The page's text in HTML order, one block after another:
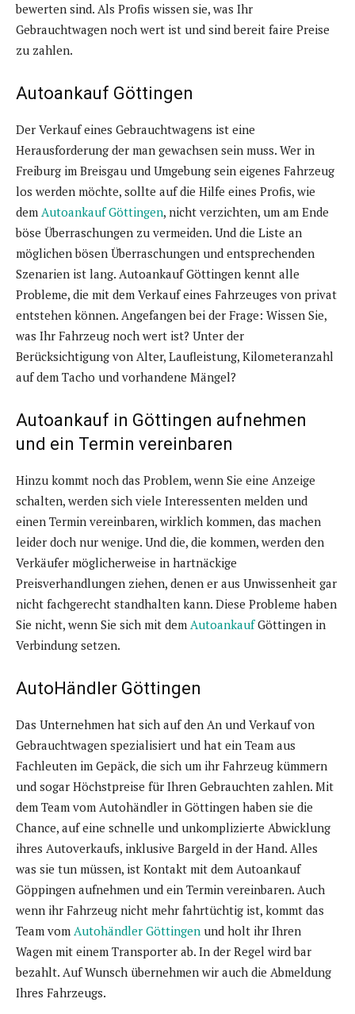
bewerten sind. Als Profis wissen sie, was Ihr
Gebrauchtwagen noch wert ist und sind bereit faire Preise
zu zahlen.
Autoankauf Göttingen
Der Verkauf eines Gebrauchtwagens ist eine
Herausforderung der man gewachsen sein muss. Wer in
Freiburg im Breisgau und Umgebung sein eigenes Fahrzeug
los werden möchte, sollte auf die Hilfe eines Profis, wie
dem Autoankauf Göttingen, nicht verzichten, um am Ende
böse Überraschungen zu vermeiden. Und die Liste an
möglichen bösen Überraschungen und entsprechenden
Szenarien ist lang. Autoankauf Göttingen kennt alle
Probleme, die mit dem Verkauf eines Fahrzeuges von privat
entstehen können. Angefangen bei der Frage: Wissen Sie,
was Ihr Fahrzeug noch wert ist? Unter der
Berücksichtigung von Alter, Laufleistung, Kilometeranzahl
auf dem Tacho und vorhandene Mängel?
Autoankauf in Göttingen aufnehmen
und ein Termin vereinbaren
Hinzu kommt noch das Problem, wenn Sie eine Anzeige
schalten, werden sich viele Interessenten melden und
einen Termin vereinbaren, wirklich kommen, das machen
leider doch nur wenige. Und die, die kommen, werden den
Verkäufer möglicherweise in hartnäckige
Preisverhandlungen ziehen, denen er aus Unwissenheit gar
nicht fachgerecht standhalten kann. Diese Probleme haben
Sie nicht, wenn Sie sich mit dem AutoankaufGöttingen in
Verbindung setzen.
AutoHändler Göttingen
Das Unternehmen hat sich auf den An und Verkauf von
Gebrauchtwagen spezialisiert und hat ein Team aus
Fachleuten im Gepäck, die sich um ihr Fahrzeug kümmern
und sogar Höchstpreise für Ihren Gebrauchten zahlen. Mit
dem Team vom Autohändler in Göttingen haben sie die
Chance, auf eine schnelle und unkomplizierte Abwicklung
ihres Autoverkaufs, inklusive Bargeld in der Hand. Alles
was sie tun müssen, ist Kontakt mit dem Autoankauf
Göppingen aufnehmen und ein Termin vereinbaren. Auch
wenn ihr Fahrzeug nicht mehr fahrtüchtig ist, kommt das
Team vom Autohändler Göttingen und holt ihr Ihren
Wagen mit einem Transporter ab. In der Regel wird bar
bezahlt. Auf Wunsch übernehmen wir auch die Abmeldung
Ihres Fahrzeugs.